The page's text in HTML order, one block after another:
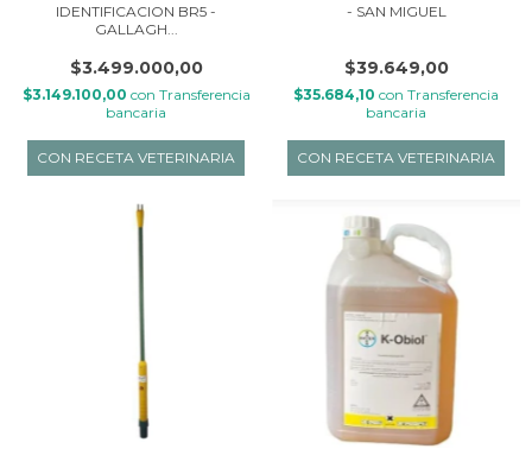
IDENTIFICACION BR5 -
GALLAGH...
$3.499.000,00
$3.149.100,00 con Transferencia
bancaria
- SAN MIGUEL
$39.649,00
$35.684,10 con Transferencia
bancaria